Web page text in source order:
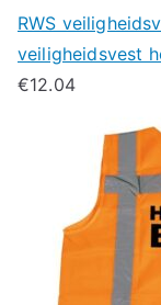
RWS
veiligheidsvest
€12.04